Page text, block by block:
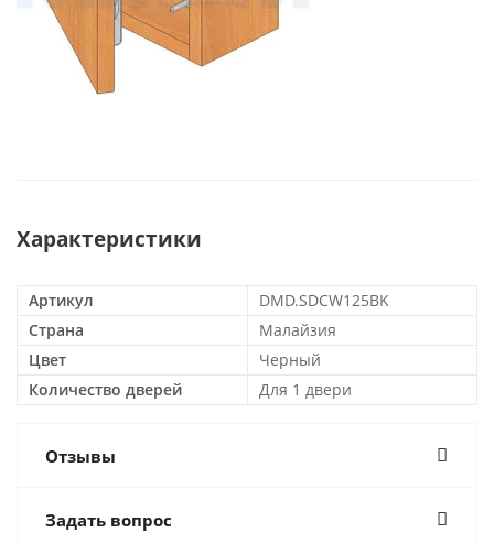
Характеристики
Артикул
DMD.SDCW125BK
Страна
Малайзия
Цвет
Черный
Количество дверей
Для 1 двери
Отзывы
Задать вопрос